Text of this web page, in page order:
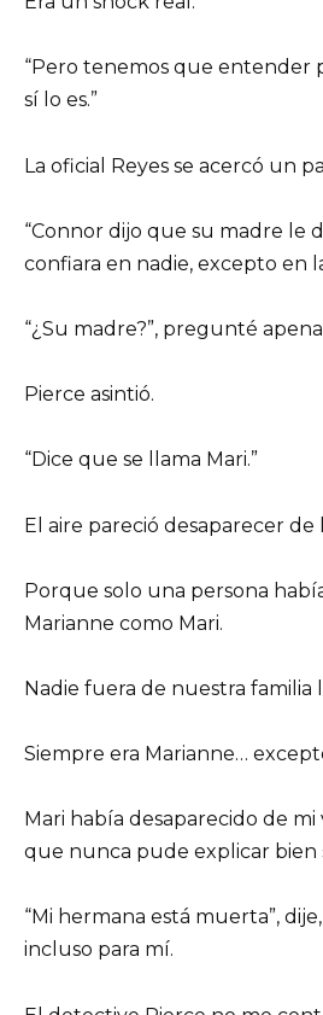
“Pero tenemos que entender
sí lo es.”
La oficial Reyes se acercó un
“Connor dijo que su madre le
confiara en nadie, excepto en
“¿Su madre?”, pregunté
Pierce asintió.
“Dice que se llama Mari.”
El aire pareció desaparecer de
Porque solo una persona
Marianne como Mari.
Nadie fuera de nuestra familia
Siempre era Marianne…
Mari había desaparecido de
que nunca pude explicar bien
“Mi hermana está muerta”,
incluso para mí.